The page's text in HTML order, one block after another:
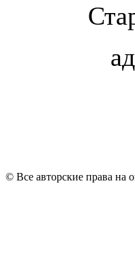
© Все авторские права на